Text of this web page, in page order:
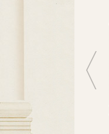
искусств
Николай Максимов